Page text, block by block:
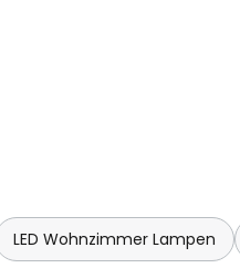
LED Wohnzimmer Lampen